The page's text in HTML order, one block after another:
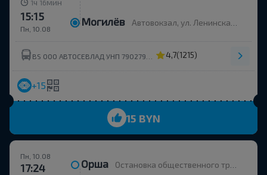
1ч 16 мин
Пн, 10.08
15:15 Могилёв Автовокзал, ул. Ленинская 93
4,7(1215)
+15
15 BYN
Пн, 10.08
17:24 Орша Остановка общественного транспорта Улица Строителей